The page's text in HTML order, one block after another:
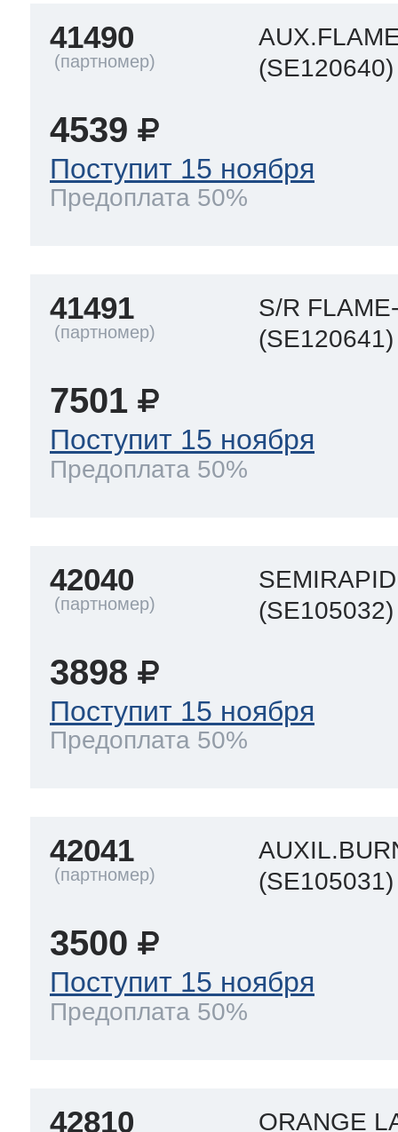
41490
(SE120640)
4539
Поступит 15 ноября
Предоплата 50%
41491
S/R
(SE120641)
7501
Поступит 15 ноября
Предоплата 50%
42040
(SE105032)
3898
Поступит 15 ноября
Предоплата 50%
42041
(SE105031)
3500
Поступит 15 ноября
Предоплата 50%
42810 ORANGE